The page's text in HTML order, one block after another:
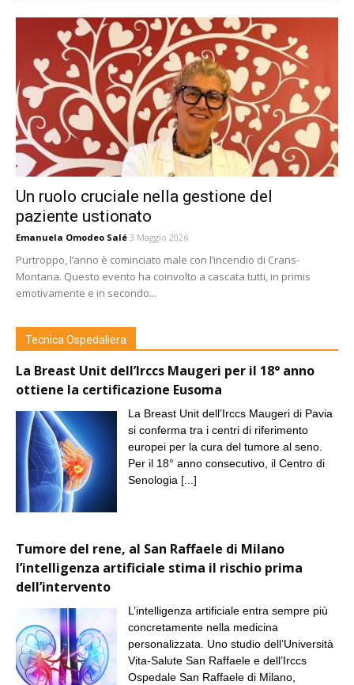
Un ruolo cruciale nella gestione del
paziente ustionato
Emanuela Omodeo Salé 3 Maggio 2026
Purtroppo, l’anno è cominciato male con l’incendio di Crans-
Montana. Questo evento ha coinvolto a cascata tutti, in primis
emotivamente e in secondo...
Tecnica Ospedaliera
La Breast Unit dell’Irccs Maugeri per il 18° anno
ottiene la certificazione Eusoma
La Breast Unit dell’Irccs Maugeri di Pavia
si conferma tra i centri di riferimento
europei per la cura del tumore al seno.
Per il 18° anno consecutivo, il Centro di
Senologia [...]
Tumore del rene, al San Raffaele di Milano
l’intelligenza artificiale stima il rischio prima
dell’intervento
L’intelligenza artificiale entra sempre più
concretamente nella medicina
personalizzata. Uno studio dell’Università
Vita-Salute San Raffaele e dell’Irccs
Ospedale San Raffaele di Milano,